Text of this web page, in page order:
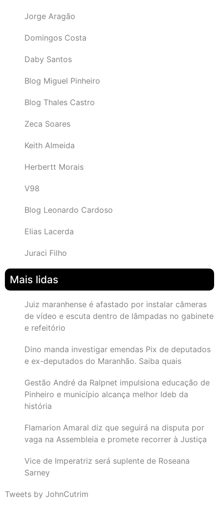
Jorge Aragão
Domingos Costa
Daby Santos
Blog Miguel Pinheiro
Blog Thales Castro
Zeca Soares
Keith Almeida
Herbertt Morais
V98
Blog Leonardo Cardoso
Elias Lacerda
Juraci Filho
Mais lidas
Juiz maranhense é afastado por instalar câmeras
de vídeo e escuta dentro de lâmpadas no gabinete
e refeitório
Dino manda investigar emendas Pix de deputados
e ex-deputados do Maranhão. Saiba quais
Gestão André da Ralpnet impulsiona educação de
Pinheiro e município alcança melhor Ideb da
história
Flamarion Amaral diz que seguirá na disputa por
vaga na Assembleia e promete recorrer à Justiça
Vice de Imperatriz será suplente de Roseana
Sarney
Tweets by JohnCutrim